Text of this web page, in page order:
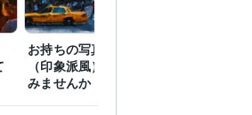
お持ちの写真を、油絵
（印象派風）に仕立てて
みませんか！